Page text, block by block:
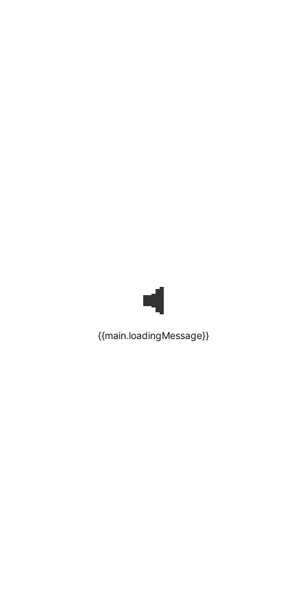
{{main.loadingMessage}}